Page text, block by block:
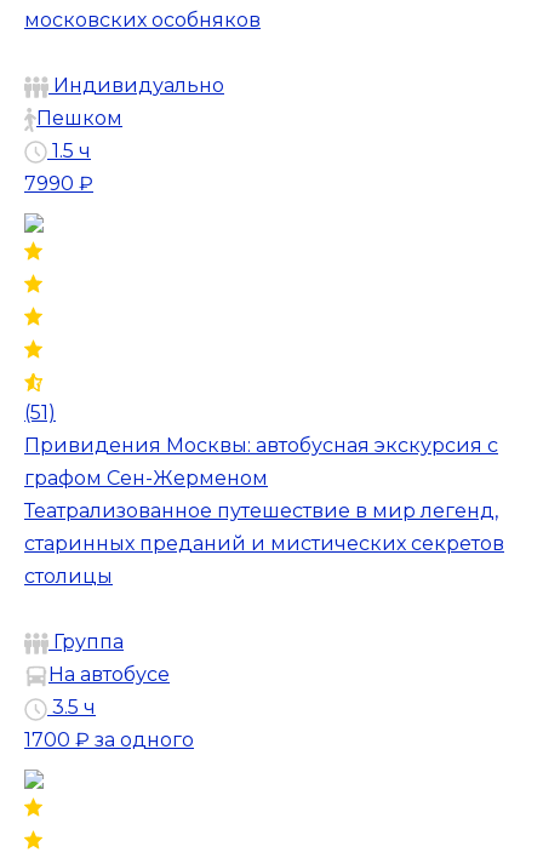
московских особняков
Индивидуально
Пешком
1.5 ч
7990 ₽
(51)
Привидения Москвы: автобусная экскурсия с
графом Сен-Жерменом
Театрализованное путешествие в мир легенд,
старинных преданий и мистических секретов
столицы
Группа
На автобусе
3.5 ч
1700 ₽ за одного